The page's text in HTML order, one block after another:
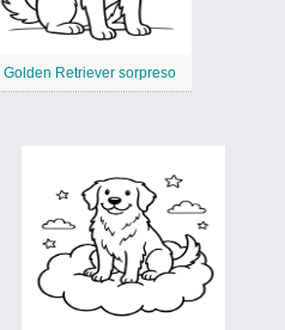
Golden Retriever sorpreso